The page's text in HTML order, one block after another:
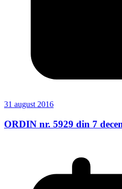
31 august 2016
ORDIN nr. 5929 din 7